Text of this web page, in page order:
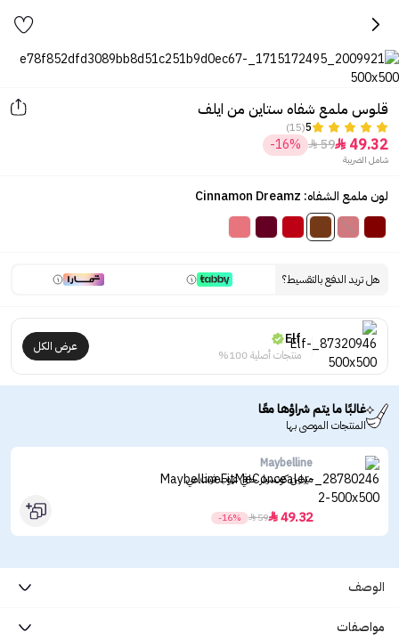
قلوس ملمع شفاه ستاين من ايلف
5
(15)
49.32

59

-16%
شامل الضريبة
لون ملمع الشفاه: Cinnamon Dreamz
هل تريد الدفع بالتقسيط؟
Elf
منتجات أصلية 100%
عرض الكل
غالبًا ما يتم شراؤها معًا
المنتجات الموصى بها
Maybelline
ميبلين كونسيلر خافي عيوب فيت مي
49.32

59

-16%
الوصف
مواصفات